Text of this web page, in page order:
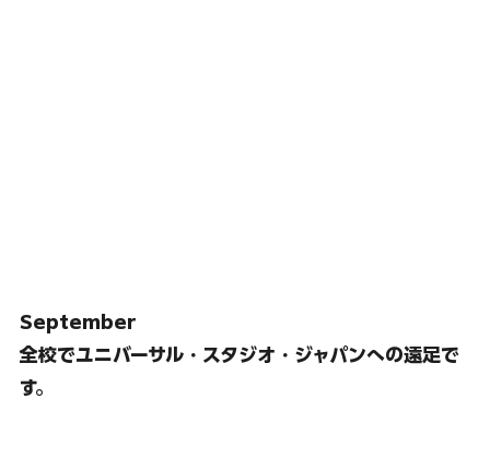
September
全校でユニバーサル・スタジオ・ジャパンへの遠足で
す。